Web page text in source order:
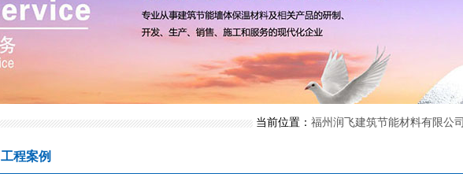
当前位置： 福州润飞建筑节能材料有限公司
工程案例